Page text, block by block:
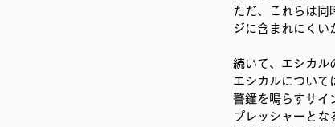
国際会議
移民難民と共に生きる社
ただ、これらは同
ジに含まれにくい
続いて、エシカル
エシカルについて
警鐘を鳴らすサイ
プレッシャーとな